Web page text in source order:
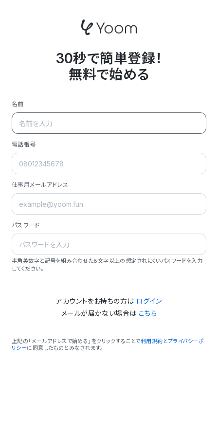
30秒で簡単登録！
無料で始める
名前
電話番号
仕事用メールアドレス
パスワード
半角英数字と記号を組み合わせた8文字以上の想定されにくいパスワードを入力
してください。
アカウントをお持ちの方は ログイン
メールが届かない場合は こちら
上記の「メールアドレスで始める」をクリックすることで利用規約 とプライバシーポ
リシーに同意したものとみなされます。